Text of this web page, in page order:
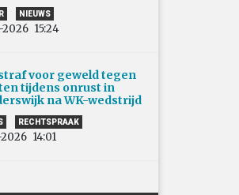
NIEUWS
2026 15:24
voor geweld tegen
tijdens onrust in
na WK-wedstrijd
RECHTSPRAAK
14:01